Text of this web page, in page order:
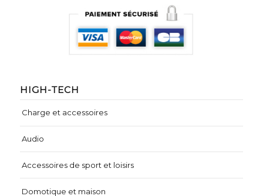
HIGH-TECH
Charge et accessoires
Audio
Accessoires de sport et loisirs
Domotique et maison